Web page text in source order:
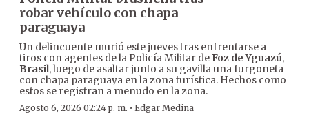
robar vehículo con chapa
paraguaya
Un delincuente murió este jueves tras enfrentarse a
tiros con agentes de la Policía Militar deFoz de Yguazú,
Brasil, luego de asaltar junto a su gavilla una furgoneta
con chapa paraguaya en la zona turística. Hechos como
estos se registran a menudo en la zona.
Agosto 6, 2026 02:24 p. m. · Edgar Medina